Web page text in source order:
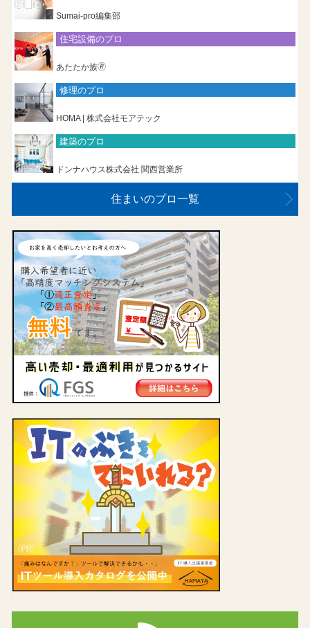
Sumai-pro編集部
住宅設備のプロ
あたたか族🄬
修理のプロ
HOMA | 株式会社モアテック
建築のプロ
ドンナハウス株式会社 関西営業所
住まいのプロ一覧